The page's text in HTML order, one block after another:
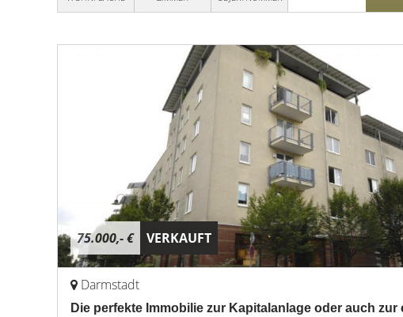
75.000,- € VERKAUFT
Darmstadt
Die perfekte Immobilie zur Kapitalanlage oder auch zur